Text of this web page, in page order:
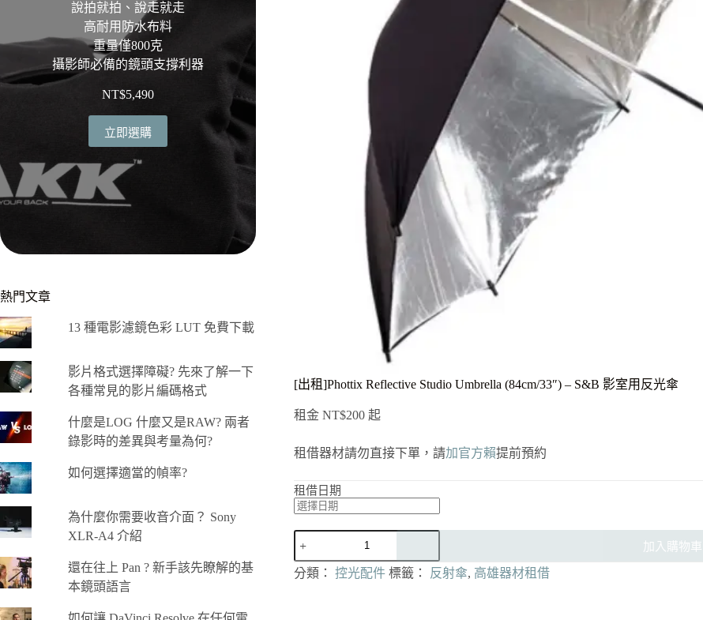
[出租]Phottix Reflective Studio Umbrella (84cm/33″) – S&B 影室用反光傘
租金 NT$200 起
租借器材請勿直接下單，請加官方賴提前預約
租借日期
Reflective
Studio
加入購物車
分類： 控光配件 標籤： 反射傘, 高雄器材租借
說拍就拍、說走就走
高耐用防水布料
重量僅800克
攝影師必備的鏡頭支撐利器
NT$5,490
立即選購
熱門文章
13 種電影濾鏡色彩 LUT 免費下載
影片格式選擇障礙? 先來了解一下
各種常見的影片編碼格式
什麼是LOG 什麼又是RAW? 兩者
錄影時的差異與考量為何?
如何選擇適當的幀率?
為什麼你需要收音介面？ Sony
XLR-A4 介紹
還在往上 Pan ? 新手該先瞭解的基
本鏡頭語言